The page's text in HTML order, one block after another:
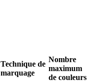
Technique de
marquage
Nombre
maximum
de couleurs